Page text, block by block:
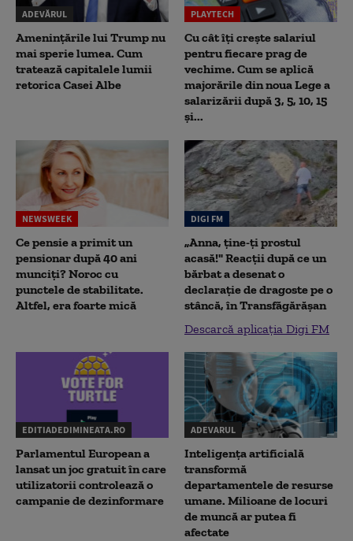
ADEVĂRUL
Amenințările lui Trump nu
mai sperie lumea. Cum
tratează capitalele lumii
retorica Casei Albe
PLAYTECH
Cu cât îți crește salariul
pentru fiecare prag de
vechime. Cum se aplică
majorările din noua Lege a
salarizării după 3, 5, 10, 15
și...
NEWSWEEK
Ce pensie a primit un
pensionar după 40 ani
munciți? Noroc cu
punctele de stabilitate.
Altfel, era foarte mică
DIGI FM
„Anna, ţine-ţi prostul
acasă!" Reacţii după ce un
bărbat a desenat o
declaraţie de dragoste pe o
stâncă, în Transfăgărăşan
Descarcă aplicația Digi FM
EDITIADEDIMINEATA.RO
Parlamentul European a
lansat un joc gratuit în care
utilizatorii controlează o
campanie de dezinformare
ADEVARUL
Inteligența artificială
transformă
departamentele de resurse
umane. Milioane de locuri
de muncă ar putea fi
afectate